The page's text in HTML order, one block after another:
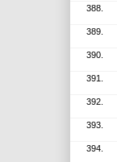
388.
389.
390.
391.
392.
393.
394.